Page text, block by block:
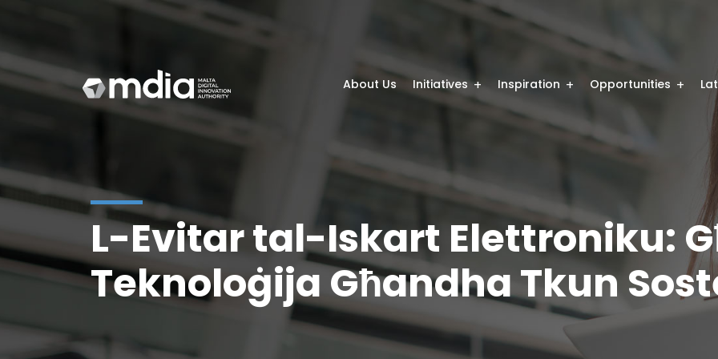
About Us Initiatives Inspiration Opportunities
L-Evitar tal-Iskart Elettroniku:
Teknoloġija Għandha Tkun